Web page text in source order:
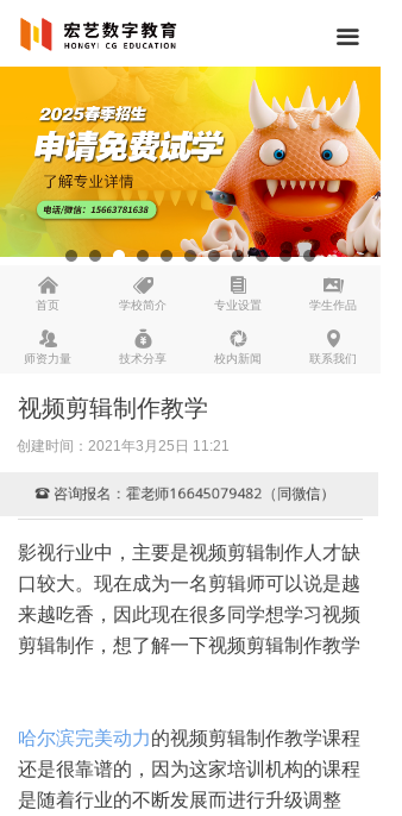
낀
首页
뀄
学校简介
뀴
专业设置
끡
学生作品
뀡
师资力量
낐
技术分享
넆
校内新闻
넹
联系我们
끀
视频剪辑制作教学
创建时间： 2021年3月25日 11:21
影视行业中，主要是视频剪辑制作人才缺
口较大。现在成为一名剪辑师可以说是越
来越吃香，因此现在很多同学想学习视频
剪辑制作，想了解一下视频剪辑制作教学
哈尔滨完美动力的视频剪辑制作教学课程
还是很靠谱的，因为这家培训机构的课程
是随着行业的不断发展而进行升级调整
뀰 咨询报名：霍老师16645079482（同微信）